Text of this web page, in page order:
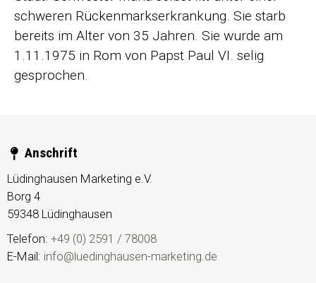
schweren Rückenmarkserkrankung. Sie starb
bereits im Alter von 35 Jahren. Sie wurde am
1.11.1975 in Rom von Papst Paul VI. selig
gesprochen.
Anschrift
Lüdinghausen Marketing e.V.
Borg 4
59348 Lüdinghausen
Telefon: +49 (0) 2591 / 78008
E-Mail: info@luedinghausen-marketing.de